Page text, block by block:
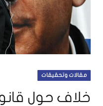
مقالات وتحقيقات
خلاف حول